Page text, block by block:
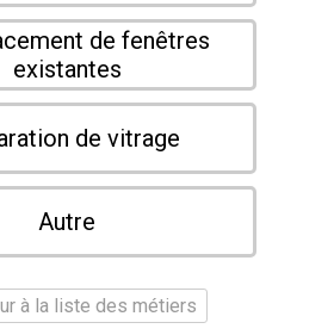
de fenêtres
existantes
de vitrage
Autre
à la liste des métiers